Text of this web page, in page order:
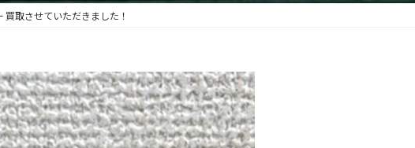
買取させていただきました！